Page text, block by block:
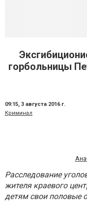
горбольницы
09:15, 3 августа 2016 г.
Криминал
Расследование
жителя краевого
детям свои половые